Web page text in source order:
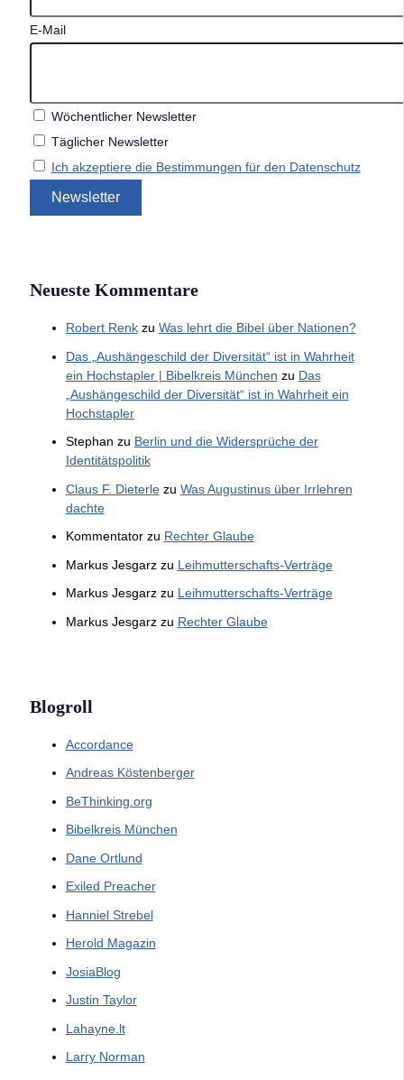
E-Mail
Wöchentlicher Newsletter
Täglicher Newsletter
Ich akzeptiere die Bestimmungen für den Datenschutz
Neueste Kommentare
Robert Renkzu Was lehrt die Bibel über Nationen?
Das „Aushängeschild der Diversität“ ist in Wahrheit
ein Hochstapler | Bibelkreis München zu Das
„Aushängeschild der Diversität“ ist in Wahrheit ein
Hochstapler
Stephan zu Berlin und die Widersprüche der
Identitätspolitik
Claus F. Dieterlezu Was Augustinus über Irrlehren
dachte
Kommentatorzu Rechter Glaube
Markus Jesgarzzu Leihmutterschafts-Verträge
Markus Jesgarzzu Leihmutterschafts-Verträge
Markus Jesgarzzu Rechter Glaube
Blogroll
Accordance
Andreas Köstenberger
BeThinking.org
Bibelkreis München
Dane Ortlund
Exiled Preacher
Hanniel Strebel
Herold Magazin
JosiaBlog
Justin Taylor
Lahayne.lt
Larry Norman